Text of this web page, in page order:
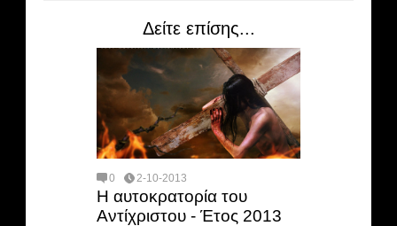
Δείτε επίσης...
0 2-10-2013
Η αυτοκρατορία του
Αντίχριστου - Έτος 2013